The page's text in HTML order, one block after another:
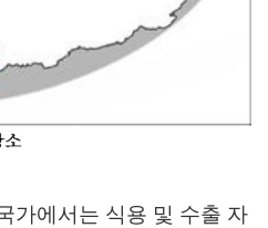
가에서는 식용 및 수출 자